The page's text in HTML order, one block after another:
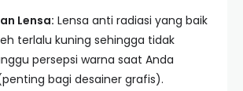
Lensa: Lensa anti radiasi yang baik
terlalu kuning sehingga tidak
persepsi warna saat Anda
bagi desainer grafis).